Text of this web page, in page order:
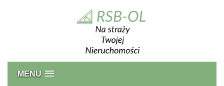
MENU